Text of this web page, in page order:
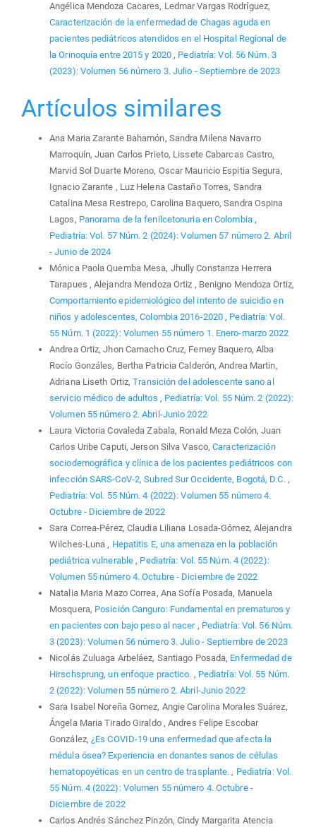
Angélica Mendoza Cacares, Ledmar Vargas Rodríguez,
Caracterización de la enfermedad de Chagas aguda en
pacientes pediátricos atendidos en el Hospital Regional de
la Orinoquía entre 2015 y 2020, Pediatría: Vol. 56 Núm. 3
(2023): Volumen 56 número 3. Julio - Septiembre de 2023
Artículos similares
Ana Maria Zarante Bahamón, Sandra Milena Navarro
Marroquín, Juan Carlos Prieto, Lissete Cabarcas Castro,
Marvid Sol Duarte Moreno, Oscar Mauricio Espitia Segura,
Ignacio Zarante , Luz Helena Castaño Torres, Sandra
Catalina Mesa Restrepo, Carolina Baquero, Sandra Ospina
Lagos, Panorama de la fenilcetonuria en Colombia ,
Pediatría: Vol. 57 Núm. 2 (2024): Volumen 57 número 2. Abril
- Junio de 2024
Mónica Paola Quemba Mesa, Jhully Constanza Herrera
Tarapues , Alejandra Mendoza Ortiz , Benigno Mendoza Ortiz,
Comportamiento epidemiológico del intento de suicidio en
niños y adolescentes, Colombia 2016-2020 , Pediatría: Vol.
55 Núm. 1 (2022): Volumen 55 número 1. Enero-marzo 2022
Andrea Ortiz, Jhon Camacho Cruz, Ferney Baquero, Alba
Rocío Gonzáles, Bertha Patricia Calderón, Andrea Martin,
Adriana Liseth Ortiz,Transición del adolescente sano al
servicio médico de adultos , Pediatría: Vol. 55 Núm. 2 (2022):
Volumen 55 número 2. Abril-Junio 2022
Laura Victoria Covaleda Zabala, Ronald Meza Colón, Juan
Carlos Uribe Caputi, Jerson Silva Vasco,Caracterización
sociodemográfica y clínica de los pacientes pediátricos con
infección SARS-CoV-2, Subred Sur Occidente, Bogotá, D.C. ,
Pediatría: Vol. 55 Núm. 4 (2022): Volumen 55 número 4.
Octubre - Diciembre de 2022
Sara Correa-Pérez, Claudia Liliana Losada-Gómez, Alejandra
Wilches-Luna , Hepatitis E, una amenaza en la población
pediátrica vulnerable , Pediatría: Vol. 55 Núm. 4 (2022):
Volumen 55 número 4. Octubre - Diciembre de 2022
Natalia Maria Mazo Correa, Ana Sofía Posada, Manuela
Mosquera, Posición Canguro: Fundamental en prematuros y
en pacientes con bajo peso al nacer , Pediatría: Vol. 56 Núm.
3 (2023): Volumen 56 número 3. Julio - Septiembre de 2023
Nicolás Zuluaga Arbeláez, Santiago Posada, Enfermedad de
Hirschsprung, un enfoque practico. , Pediatría: Vol. 55 Núm.
2 (2022): Volumen 55 número 2. Abril-Junio 2022
Sara Isabel Noreña Gomez, Angie Carolina Morales Suárez,
Ángela Maria Tirado Giraldo , Andres Felipe Escobar
González, ¿Es COVID-19 una enfermedad que afecta la
médula ósea? Experiencia en donantes sanos de células
hematopoyéticas en un centro de trasplante. , Pediatría: Vol.
55 Núm. 4 (2022): Volumen 55 número 4. Octubre -
Diciembre de 2022
Carlos Andrés Sánchez Pinzón, Cindy Margarita Atencia